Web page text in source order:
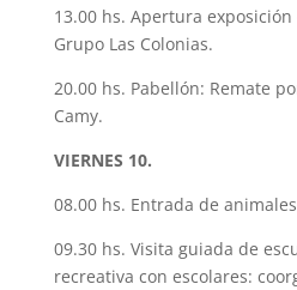
13.00 hs. Apertura
Grupo Las Colonias.
20.00 hs. Pabellón: Remate
Camy.
VIERNES 10.
08.00 hs. Entrada de
09.30 hs. Visita guiada de
recreativa con escolares: